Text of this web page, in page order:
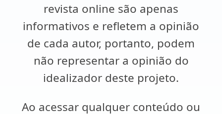
revista online são apenas
informativos e refletem a opinião
de cada autor, portanto, podem
não representar a opinião do
idealizador deste projeto.
Ao acessar qualquer conteúdo ou